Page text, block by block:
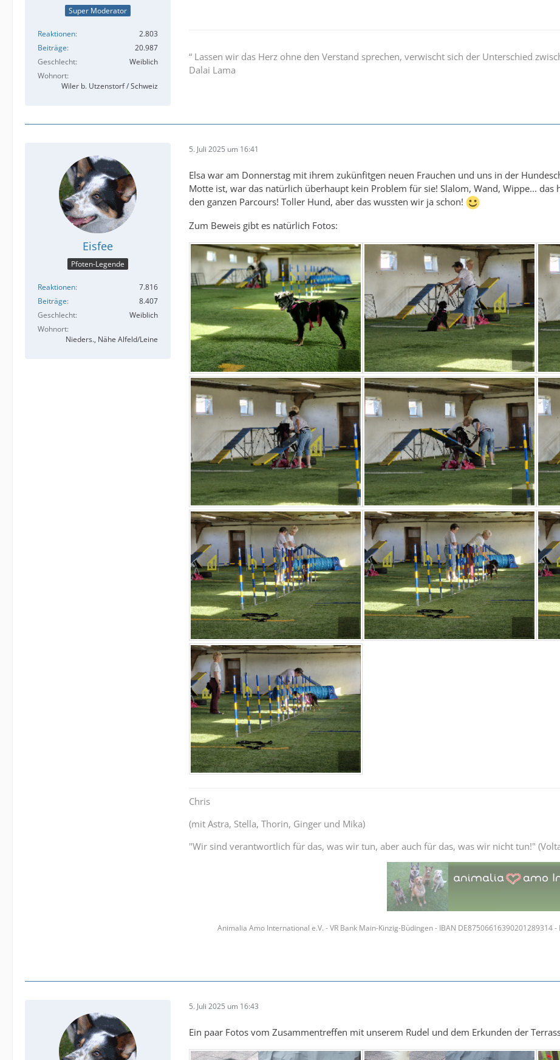
Super Moderator
Reaktionen
2.803
Beiträge
20.987
Geschlecht
Weiblich
Wohnort
Wiler b. Utzenstorf / Schweiz
“ Lassen wir das Herz ohne den Verstand sprechen, verwischt sich der Unterschied
Dalai Lama
Eisfee
Pfoten-Legende
Reaktionen
7.816
Beiträge
8.407
Geschlecht
Weiblich
Wohnort
Nieders., Nähe Alfeld/Leine
5. Juli 2025 um 16:41
Elsa war am Donnerstag mit ihrem zukünfitgen neuen Frauchen und uns in der
Motte ist, war das natürlich überhaupt kein Problem für sie! Slalom, Wand, Wippe...
den ganzen Parcours! Toller Hund, aber das wussten wir ja schon!
Zum Beweis gibt es natürlich Fotos:
Chris
(mit Astra, Stella, Thorin, Ginger und Mika)
"Wir sind verantwortlich für das, was wir tun, aber auch für das, was wir nicht tun!"
Animalia Amo International e.V. - VR Bank Main-Kinzig-Büdingen - IBAN DE87506616390201289314
5. Juli 2025 um 16:43
Ein paar Fotos vom Zusammentreffen mit unserem Rudel und dem Erkunden der